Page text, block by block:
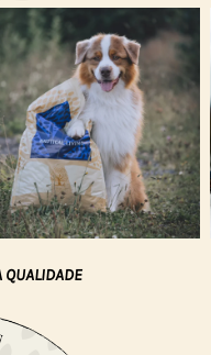
QUALIDADE